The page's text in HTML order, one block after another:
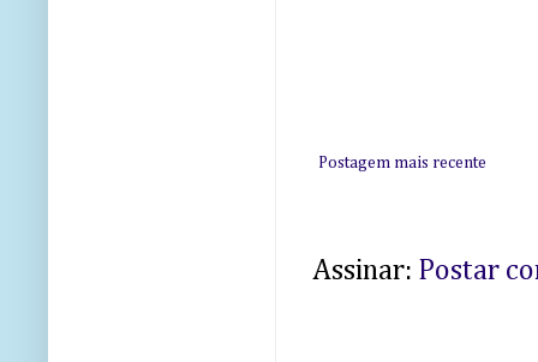
Postagem mais recente
Assinar: Postar